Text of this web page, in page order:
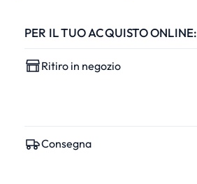
PER IL TUO ACQUISTO ONLINE:
Ritiro in negozio
Consegna